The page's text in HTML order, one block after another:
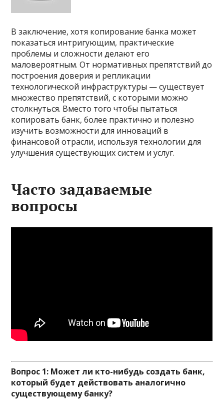
В заключение, хотя копирование банка может
показаться интригующим, практические
проблемы и сложности делают его
маловероятным. От нормативных препятствий до
построения доверия и репликации
технологической инфраструктуры — существует
множество препятствий, с которыми можно
столкнуться. Вместо того чтобы пытаться
копировать банк, более практично и полезно
изучить возможности для инноваций в
финансовой отрасли, используя технологии для
улучшения существующих систем и услуг.
Часто задаваемые
вопросы
Вопрос 1: Может ли кто-нибудь создать банк,
который будет действовать аналогично
существующему банку?